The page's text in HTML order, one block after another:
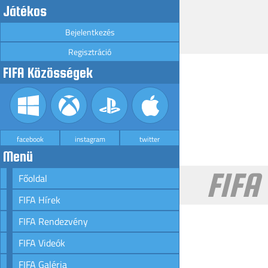
Játékos
Bejelentkezés
Regisztráció
FIFA Közösségek
facebook instagram twitter
Menü
Főoldal
FIFA Hírek
FIFA Rendezvény
FIFA Videók
FIFA Galéria